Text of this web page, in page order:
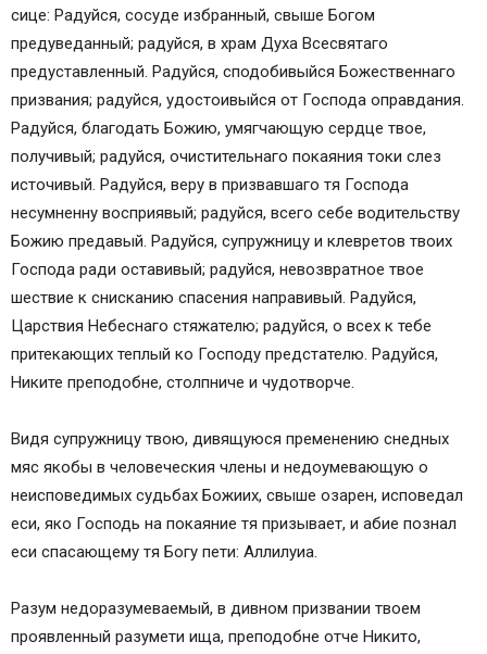
сице: Радуйся, сосуде избранный, свыше Богом
предуведанный; радуйся, в храм Духа Всесвятаго
предуставленный. Радуйся, сподобивыйся Божественнаго
призвания; радуйся, удостоивыйся от Господа оправдания.
Радуйся, благодать Божию, умягчающую сердце твое,
получивый; радуйся, очистительнаго покаяния токи слез
источивый. Радуйся, веру в призвавшаго тя Господа
несумненну восприявый; радуйся, всего себе водительству
Божию предавый. Радуйся, супружницу и клевретов твоих
Господа ради оставивый; радуйся, невозвратное твое
шествие к снисканию спасения направивый. Радуйся,
Царствия Небеснаго стяжателю; радуйся, о всех к тебе
притекающих теплый ко Господу предстателю. Радуйся,
Никите преподобне, столпниче и чудотворче.
Видя супружницу твою, дивящуюся пременению снедных
мяс якобы в человеческия члены и недоумевающую о
неисповедимых судьбах Божиих, свыше озарен, исповедал
еси, яко Господь на покаяние тя призывает, и абие познал
еси спасающему тя Богу пети: Аллилуиа.
Разум недоразумеваемый, в дивном призвании твоем
проявленный разумети ища, преподобне отче Никито,